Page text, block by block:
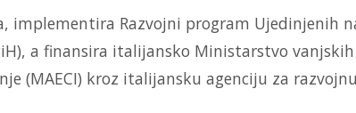
implementira Razvojni program Ujedinjenih
a finansira italijansko Ministarstvo
(MAECI) kroz italijansku agenciju za